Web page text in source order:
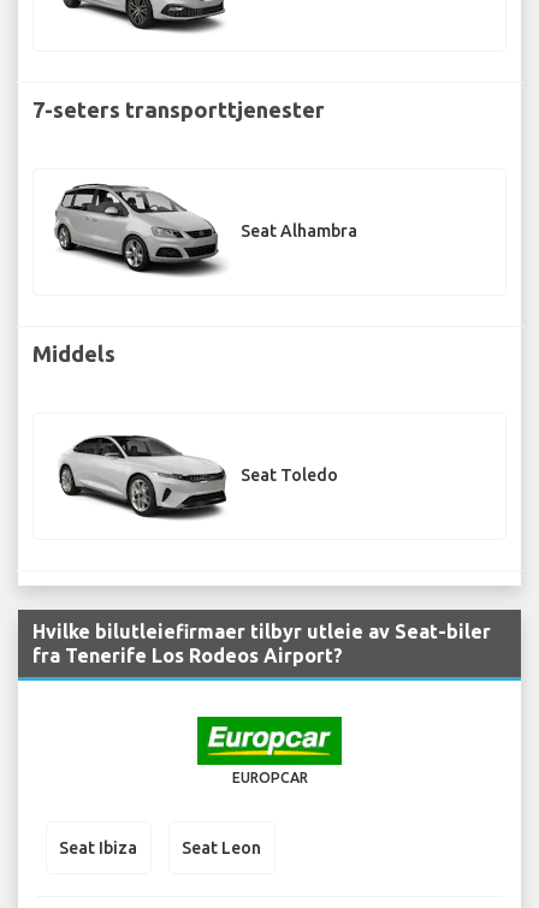
7-seters transporttjenester
Seat Alhambra
Middels
Seat Toledo
Hvilke bilutleiefirmaer tilbyr utleie av Seat-biler
fra Tenerife Los Rodeos Airport?
EUROPCAR
Seat Ibiza Seat Leon